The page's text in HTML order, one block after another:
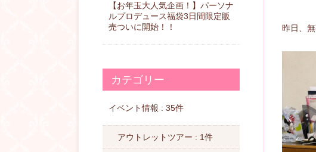
昨日、
【お年玉大人気企画！】パーソナ
ルプロデュース福袋3日間限定販
売ついに開始！！
カテゴリー
イベント情報 : 35件
アウトレットツアー : 1件